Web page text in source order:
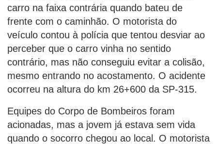
carro na faixa contrária quando bateu de
frente com o caminhão. O motorista do
veículo contou à polícia que tentou desviar ao
perceber que o carro vinha no sentido
contrário, mas não conseguiu evitar a colisão,
mesmo entrando no acostamento. O acidente
ocorreu na altura do km 26+600 da SP-315.
Equipes do Corpo de Bombeiros foram
acionadas, mas a jovem já estava sem vida
quando o socorro chegou ao local. O motorista